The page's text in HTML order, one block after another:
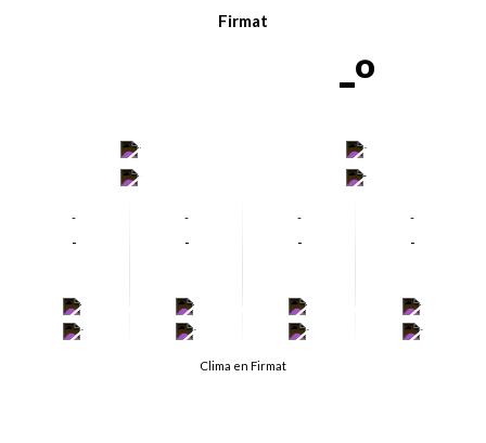
Firmat
-º
-
-
-
-
-
-
-
-
-
-
-
-
-
-
-
-
-
-
-
-
Clima en Firmat